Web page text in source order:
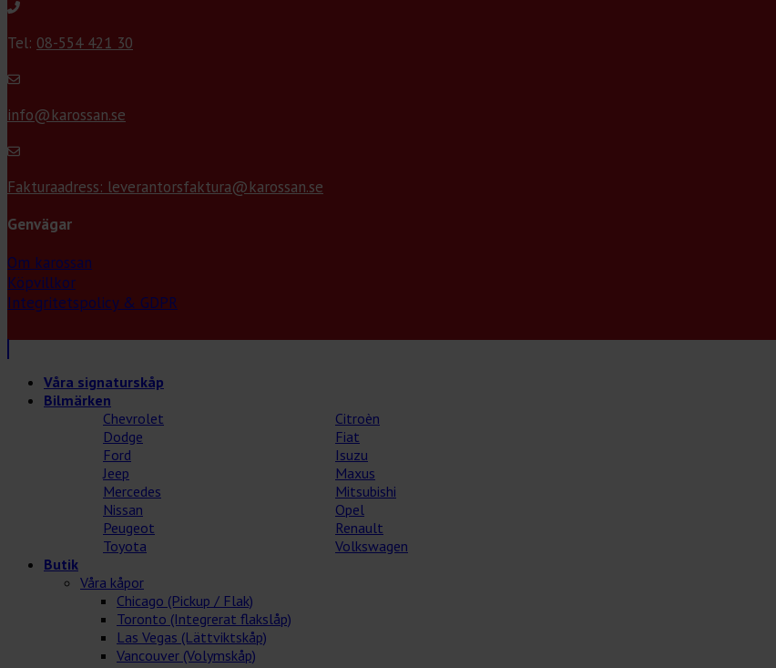
Tel: 08-554 421 30
info@karossan.se
Fakturaadress: leverantorsfaktura@karossan.se
Genvägar
Om karossan
Köpvillkor
Integritetspolicy & GDPR
Våra signaturskåp
Bilmärken
Chevrolet
Citroèn
Dodge
Fiat
Ford
Isuzu
Jeep
Maxus
Mercedes
Mitsubishi
Nissan
Opel
Peugeot
Renault
Toyota
Volkswagen
Butik
Våra kåpor
Chicago (Pickup / Flak)
Toronto (Integrerat flakslåp)
Las Vegas (Lättviktskåp)
Vancouver (Volymskåp)